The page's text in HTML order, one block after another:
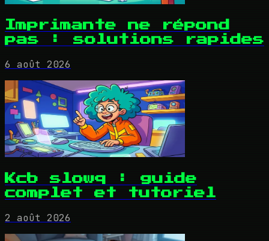
Imprimante ne répond
pas : solutions rapides
6 août 2026
Kcb slowq : guide
complet et tutoriel
2 août 2026